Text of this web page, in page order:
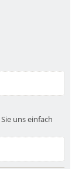
uns einfach